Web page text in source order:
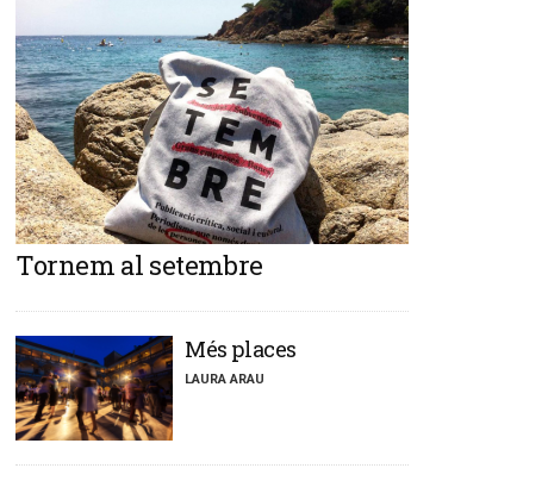
Tornem al setembre
​Més places
LAURA ARAU